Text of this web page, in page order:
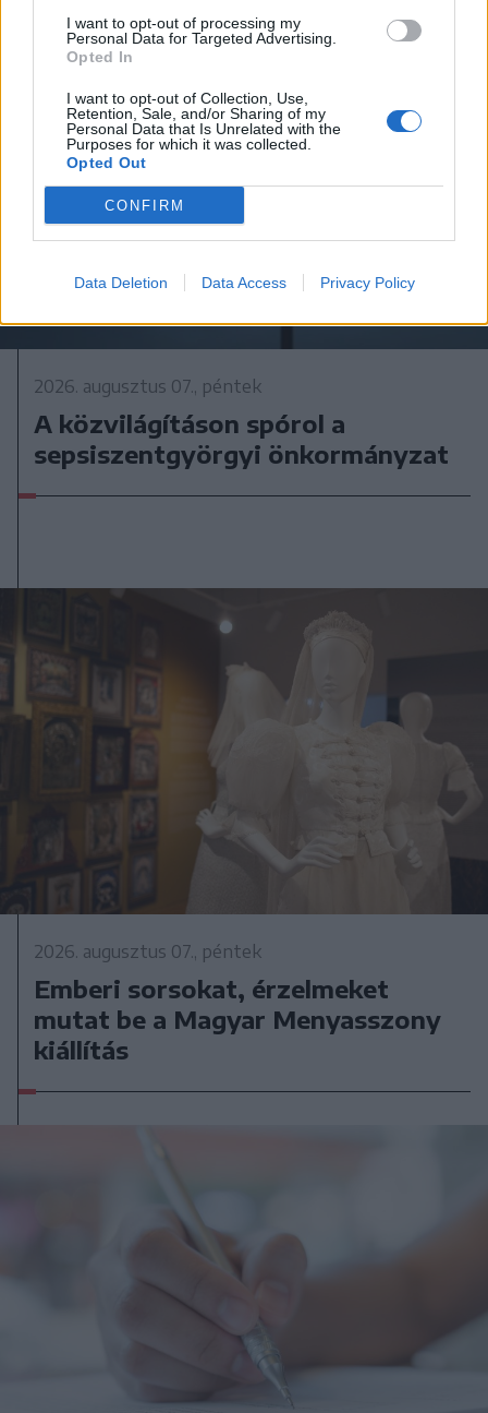
I want to opt-out of processing my
Personal Data for Targeted Advertising.
Opted In
I want to opt-out of Collection, Use,
Retention, Sale, and/or Sharing of my
Personal Data that Is Unrelated with the
Purposes for which it was collected.
Opted Out
CONFIRM
Data Deletion Data Access Privacy Policy
2026. augusztus 07., péntek
A közvilágításon spórol a
sepsiszentgyörgyi önkormányzat
2026. augusztus 07., péntek
Emberi sorsokat, érzelmeket
mutat be a Magyar Menyasszony
kiállítás